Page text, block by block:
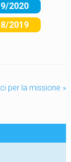
2020
2019
per la missione »